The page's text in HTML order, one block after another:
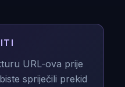
URL-ova prije
spriječili prekid